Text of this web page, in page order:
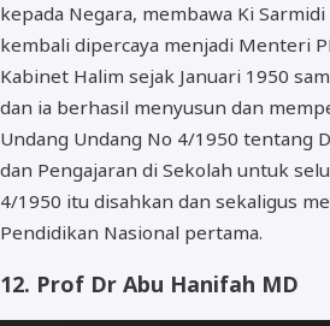
kepada Negara, membawa Ki
kembali dipercaya menjadi Menteri
Kabinet Halim sejak Januari 1950
dan ia berhasil menyusun dan
Undang Undang No 4/1950 tentang
dan Pengajaran di Sekolah untuk
4/1950 itu disahkan dan sekaligus
Pendidikan Nasional pertama.
12. Prof Dr Abu Hanifah MD